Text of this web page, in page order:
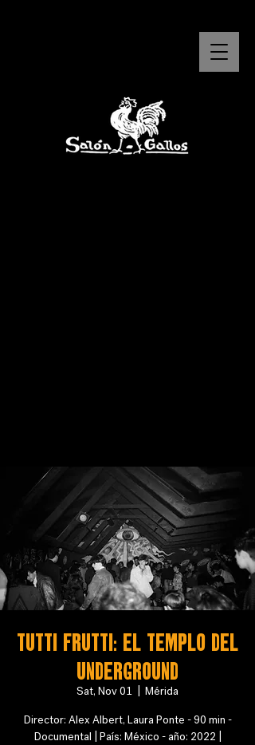
Tutti Frutti: El Templo del
Underground
Sat, Nov 01
Mérida
Director: Alex Albert, Laura Ponte - 90 min -
Documental | País: México - año: 2022 |